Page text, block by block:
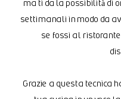
ma ti da la possibilità di
settimanali in modo da
se fossi al
Grazie a questa tecnica